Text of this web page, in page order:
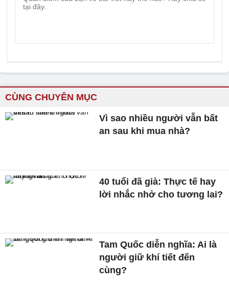
CÙNG CHUYÊN MỤC
Vì sao nhiều người vẫn bất
an sau khi mua nhà?
40 tuổi đã già: Thực tế hay
lời nhắc nhở cho tương lai?
Tam Quốc diễn nghĩa: Ai là
người giữ khí tiết đến
cùng?